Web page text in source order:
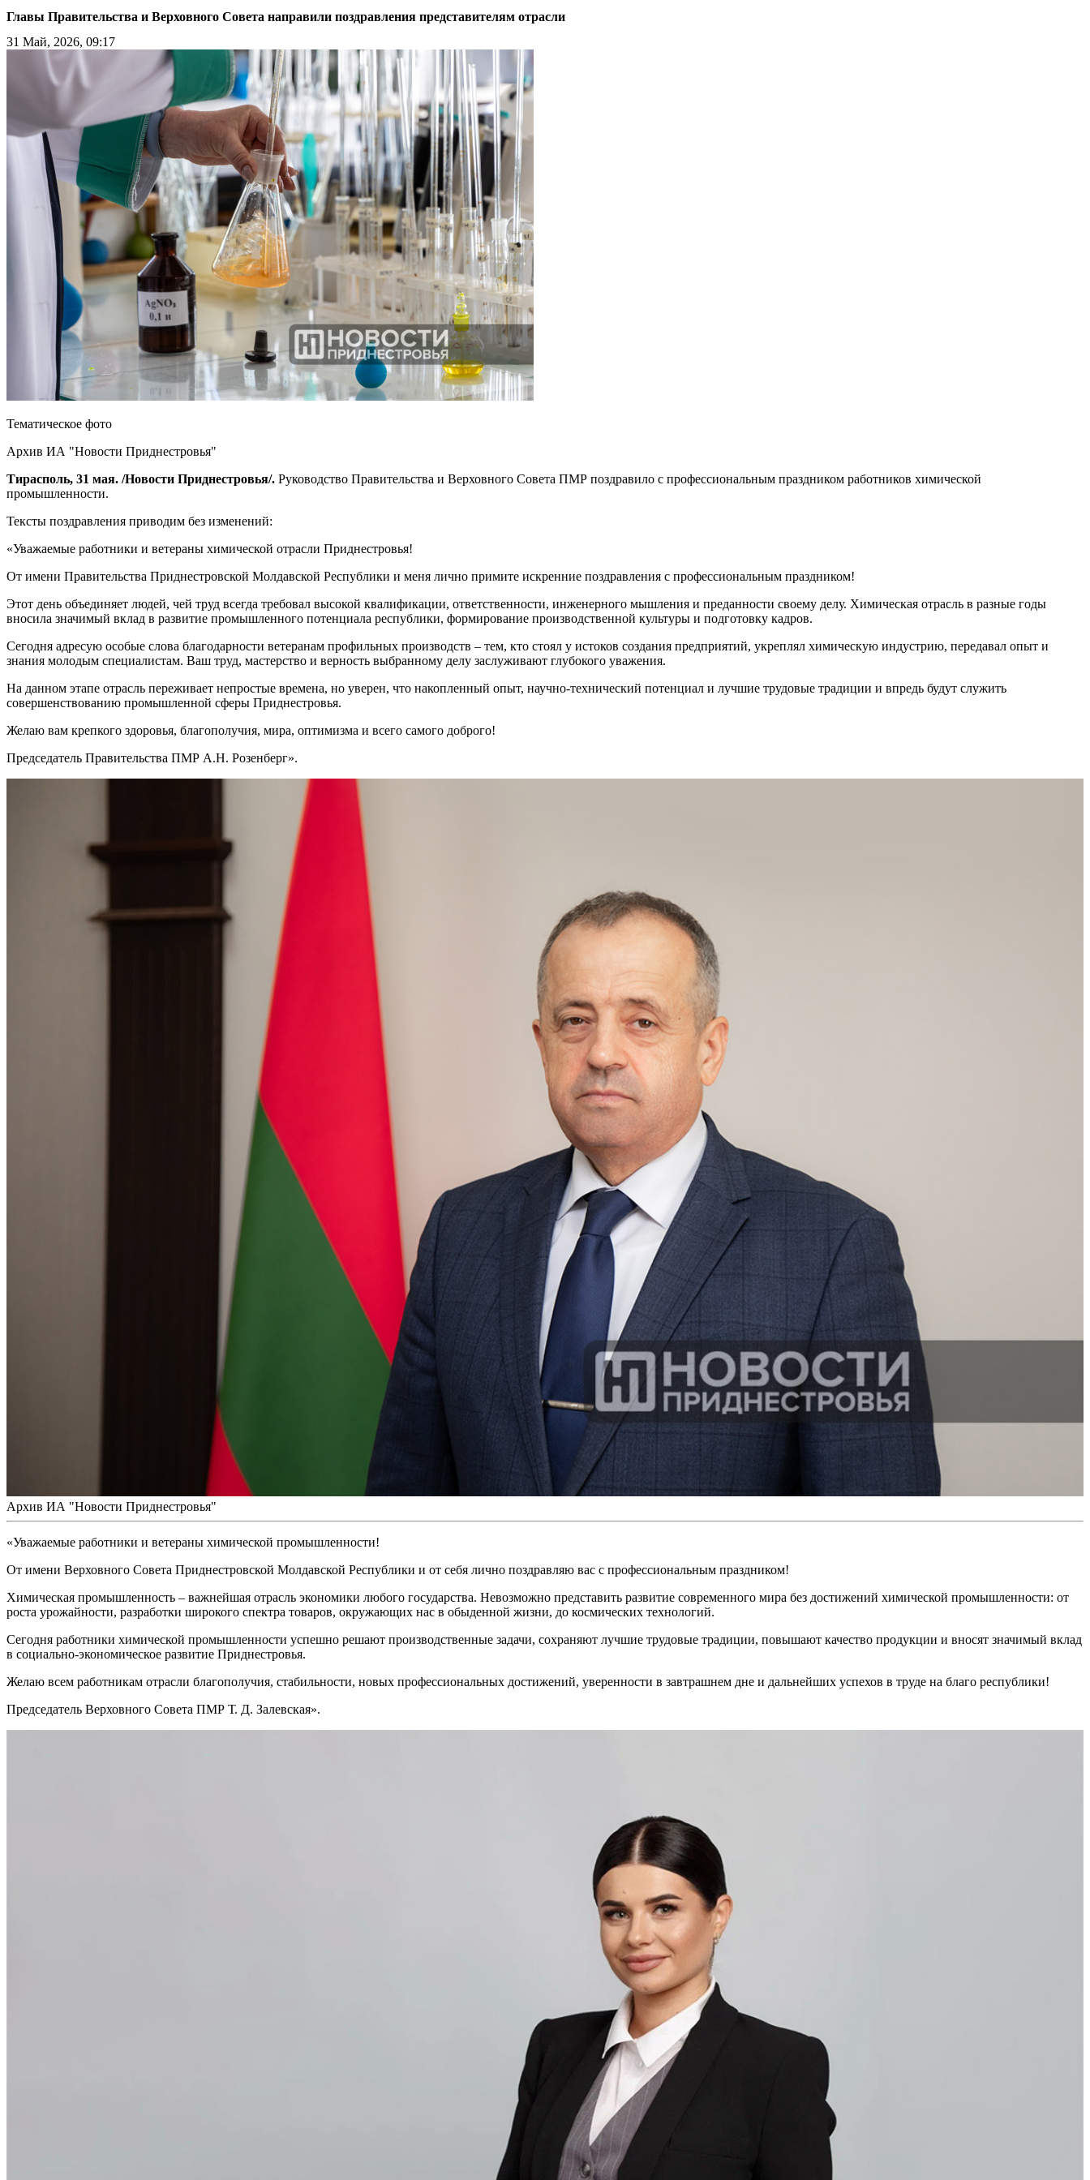
Главы Правительства и Верховного Совета направили поздравления представителям отрасли
31 Май, 2026, 09:17
Тематическое фото
Архив ИА "Новости Приднестровья"
Тирасполь, 31 мая. /Новости Приднестровья/. Руководство Правительства и Верховного Совета ПМР поздравило с профессиональным праздником работников химической
промышленности.
Тексты поздравления приводим без изменений:
«Уважаемые работники и ветераны химической отрасли Приднестровья!
От имени Правительства Приднестровской Молдавской Республики и меня лично примите искренние поздравления с профессиональным праздником!
Этот день объединяет людей, чей труд всегда требовал высокой квалификации, ответственности, инженерного мышления и преданности своему делу. Химическая отрасль в разные годы
вносила значимый вклад в развитие промышленного потенциала республики, формирование производственной культуры и подготовку кадров.
Сегодня адресую особые слова благодарности ветеранам профильных производств – тем, кто стоял у истоков создания предприятий, укреплял химическую индустрию, передавал опыт и
знания молодым специалистам. Ваш труд, мастерство и верность выбранному делу заслуживают глубокого уважения.
На данном этапе отрасль переживает непростые времена, но уверен, что накопленный опыт, научно-технический потенциал и лучшие трудовые традиции и впредь будут служить
совершенствованию промышленной сферы Приднестровья.
Желаю вам крепкого здоровья, благополучия, мира, оптимизма и всего самого доброго!
Председатель Правительства ПМР А.Н. Розенберг».
Архив ИА "Новости Приднестровья"
«Уважаемые работники и ветераны химической промышленности!
От имени Верховного Совета Приднестровской Молдавской Республики и от себя лично поздравляю вас с профессиональным праздником!
Химическая промышленность – важнейшая отрасль экономики любого государства. Невозможно представить развитие современного мира без достижений химической промышленности: от
роста урожайности, разработки широкого спектра товаров, окружающих нас в обыденной жизни, до космических технологий.
Сегодня работники химической промышленности успешно решают производственные задачи, сохраняют лучшие трудовые традиции, повышают качество продукции и вносят значимый вклад
в социально-экономическое развитие Приднестровья.
Желаю всем работникам отрасли благополучия, стабильности, новых профессиональных достижений, уверенности в завтрашнем дне и дальнейших успехов в труде на благо республики!
Председатель Верховного Совета ПМР Т. Д. Залевская».